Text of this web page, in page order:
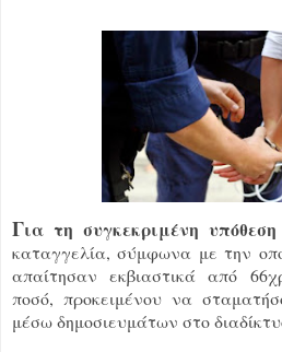
Για τη συγκεκριμένη υπόθεση
καταγγελία, σύμφωνα με την
απαίτησαν εκβιαστικά από
ποσό, προκειμένου να
μέσω δημοσιευμάτων στο